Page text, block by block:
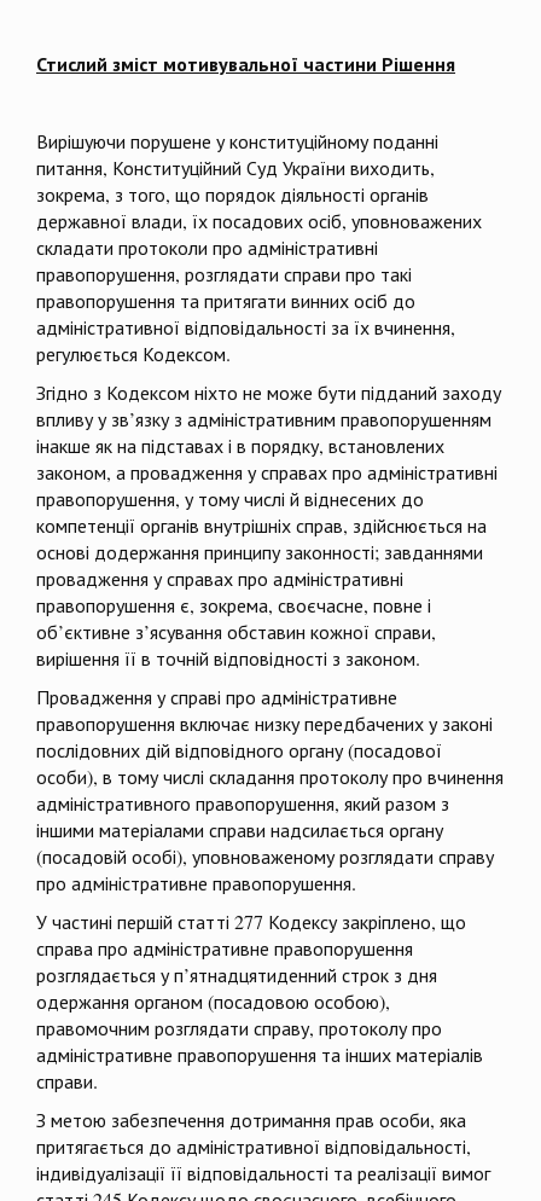
Стислий зміст мотивувальної частини Рішення
Вирішуючи порушене у конституційному поданні
питання, Конституційний Суд України виходить,
зокрема, з того, що порядок діяльності органів
державної влади, їх посадових осіб, уповноважених
складати протоколи про адміністративні
правопорушення, розглядати справи про такі
правопорушення та притягати винних осіб до
адміністративної відповідальності за їх вчинення,
регулюється Кодексом.
Згідно з Кодексом ніхто не може бути підданий заходу
впливу у зв’язку з адміністративним правопорушенням
інакше як на підставах і в порядку, встановлених
законом, а провадження у справах про адміністративні
правопорушення, у тому числі й віднесених до
компетенції органів внутрішніх справ, здійснюється на
основі додержання принципу законності; завданнями
провадження у справах про адміністративні
правопорушення є, зокрема, своєчасне, повне і
об’єктивне з’ясування обставин кожної справи,
вирішення її в точній відповідності з законом.
Провадження у справі про адміністративне
правопорушення включає низку передбачених у законі
послідовних дій відповідного органу (посадової
особи), в тому числі складання протоколу про вчинення
адміністративного правопорушення, який разом з
іншими матеріалами справи надсилається органу
(посадовій особі), уповноваженому розглядати справу
про адміністративне правопорушення.
У частині першій статті 277 Кодексу закріплено, що
справа про адміністративне правопорушення
розглядається у п’ятнадцятиденний строк з дня
одержання органом (посадовою особою),
правомочним розглядати справу, протоколу про
адміністративне правопорушення та інших матеріалів
справи.
З метою забезпечення дотримання прав особи, яка
притягається до адміністративної відповідальності,
індивідуалізації її відповідальності та реалізації вимог